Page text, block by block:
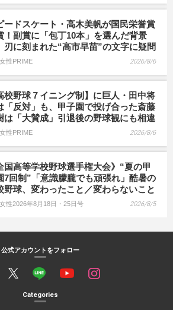
ードスケート・高木美帆が国民栄誉賞
！副賞に「包丁10本」を選んだ背景
刃に刻まれた“高市早苗”の文字に疑問
性PRIME 2026/8/6
校野球７イニング制】に巨人・田中将
「反対」も、甲子園で投げ合った斎藤
は「大賛成」引退後の野球観にも相違
性PRIME 2026/8/6
国高等学校野球選手権大会》“夏の甲
7回制”「意識朦朧でも頑張れ」酷暑の
野球、変わったこと／変わらないこと
性2026年8月18日・25日号 2026/8/5
公式アカウントをフォロー
Categories